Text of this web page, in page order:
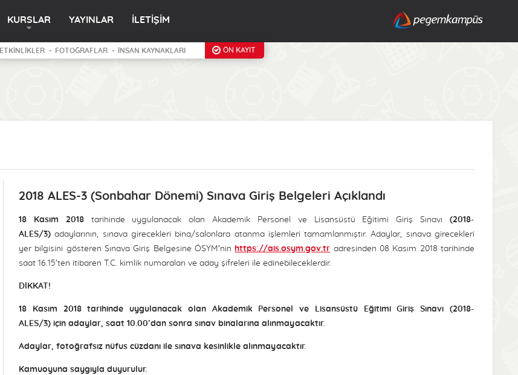
KURSLAR YAYINLAR İLETİŞİM
ETKİNLİKLER FOTOĞRAFLAR İNSAN KAYNAKLARI ÖN KAYIT
2018 ALES-3 (Sonbahar Dönemi) Sınava Giriş Belgeleri Açıklandı
18 Kasım 2018tarihinde uygulanacak olan Akademik Personel ve Lisansüstü Eğitimi Giriş Sınavı(2018-
ALES/3)adaylarının, sınava girecekleri bina/salonlara atanma işlemleri tamamlanmıştır. Adaylar, sınava girecekleri
yer bilgisini gösteren Sınava Giriş Belgesine ÖSYM’nin https://ais.osym.gov.tr adresinden 08 Kasım 2018 tarihinde
saat 16.15’ten itibaren T.C. kimlik numaraları ve aday şifreleri ile edinebileceklerdir.
DİKKAT!
18 Kasım 2018 tarihinde uygulanacak olan Akademik Personel ve Lisansüstü Eğitimi Giriş Sınavı (2018-
ALES/3) için adaylar, saat 10.00’dan sonra sınav binalarına alınmayacaktır.
Adaylar, fotoğrafsız nüfus cüzdanı ile sınava kesinlikle alınmayacaktır.
Kamuoyuna saygıyla duyurulur.